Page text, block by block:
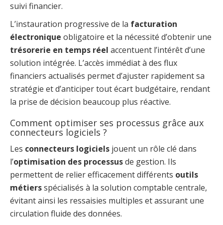
suivi financier.
L’instauration progressive de la facturation
électronique obligatoire et la nécessité d’obtenir une
trésorerie en temps réel accentuent l’intérêt d’une
solution intégrée. L’accès immédiat à des flux
financiers actualisés permet d’ajuster rapidement sa
stratégie et d’anticiper tout écart budgétaire, rendant
la prise de décision beaucoup plus réactive.
Comment optimiser ses processus grâce aux
connecteurs logiciels ?
Les connecteurs logiciels jouent un rôle clé dans
l’optimisation des processusde gestion. Ils
permettent de relier efficacement différents outils
métiersspécialisés à la solution comptable centrale,
évitant ainsi les ressaisies multiples et assurant une
circulation fluide des données.